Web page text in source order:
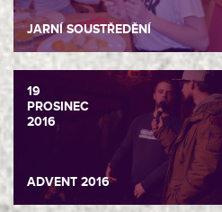
JARNÍ SOUSTŘEDĚNÍ
19
PROSINEC
2016
ADVENT 2016